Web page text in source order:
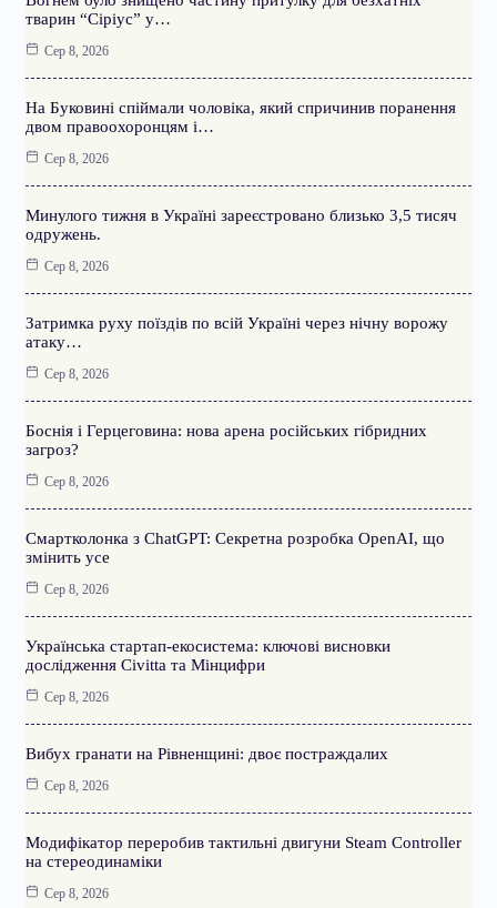
тварин “Сіріус” у…
Сер 8, 2026
На Буковині спіймали чоловіка, який спричинив поранення
двом правоохоронцям і…
Сер 8, 2026
Минулого тижня в Україні зареєстровано близько 3,5 тисяч
одружень.
Сер 8, 2026
Затримка руху поїздів по всій Україні через нічну ворожу
атаку…
Сер 8, 2026
Боснія і Герцеговина: нова арена російських гібридних
загроз?
Сер 8, 2026
Смартколонка з ChatGPT: Секретна розробка OpenAI, що
змінить усе
Сер 8, 2026
Українська стартап-екосистема: ключові висновки
дослідження Civitta та Мінцифри
Сер 8, 2026
Вибух гранати на Рівненщині: двоє постраждалих
Сер 8, 2026
Модифікатор переробив тактильні двигуни Steam Controller
на стереодинаміки
Сер 8, 2026